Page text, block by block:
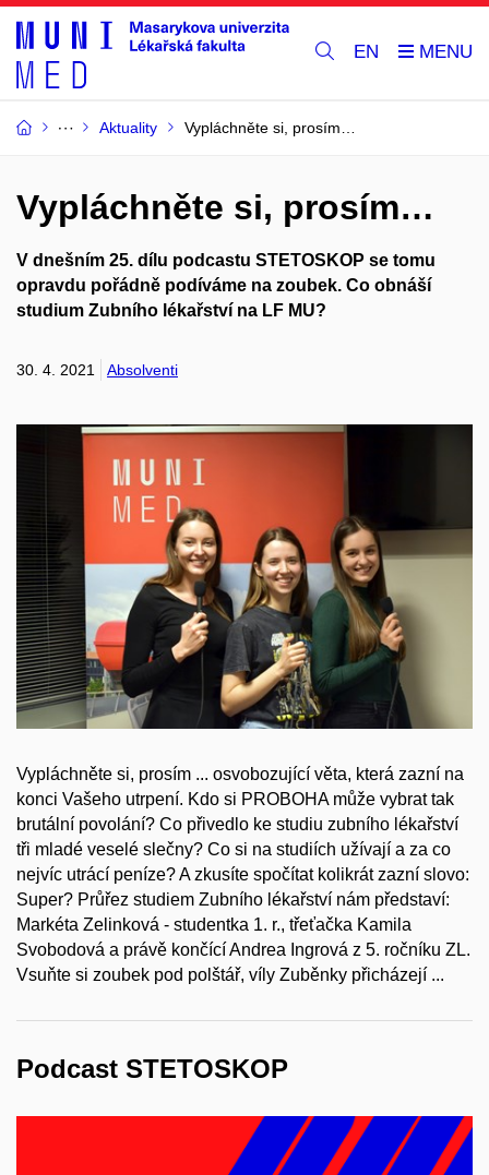
EN
Aktuality Vypláchněte si, prosím…
Vypláchněte si, prosím…
V dnešním 25. dílu podcastu STETOSKOP se tomu
opravdu pořádně podíváme na zoubek. Co obnáší
studium Zubního lékařství na LF MU?
30. 4. 2021 Absolventi
Vypláchněte si, prosím ... osvobozující věta, která zazní na
konci Vašeho utrpení. Kdo si PROBOHA může vybrat tak
brutální povolání? Co přivedlo ke studiu zubního lékařství
tři mladé veselé slečny? Co si na studiích užívají a za co
nejvíc utrácí peníze? A zkusíte spočítat kolikrát zazní slovo:
Super? Průřez studiem Zubního lékařství nám představí:
Markéta Zelinková - studentka 1. r., třeťačka Kamila
Svobodová a právě končící Andrea Ingrová z 5. ročníku ZL.
Vsuňte si zoubek pod polštář, víly Zuběnky přicházejí ...
Podcast STETOSKOP